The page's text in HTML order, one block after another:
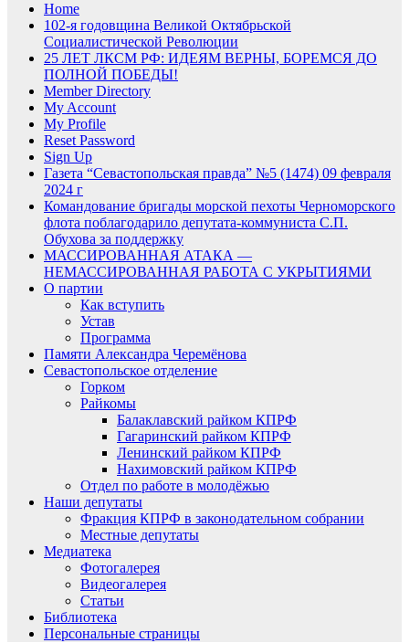
Home
102-я годовщина Великой Октябрьской
Социалистической Революции
25 ЛЕТ ЛКСМ РФ: ИДЕЯМ ВЕРНЫ, БОРЕМСЯ ДО
ПОЛНОЙ ПОБЕДЫ!
Member Directory
My Account
My Profile
Reset Password
Sign Up
Газета “Севастопольская правда” №5 (1474) 09 февраля
2024 г
Командование бригады морской пехоты Черноморского
флота поблагодарило депутата-коммуниста С.П.
Обухова за поддержку
МАССИРОВАННАЯ АТАКА —
НЕМАССИРОВАННАЯ РАБОТА С УКРЫТИЯМИ
О партии
Как вступить
Устав
Программа
Памяти Александра Черемёнова
Севастопольское отделение
Горком
Райкомы
Балаклавский райком КПРФ
Гагаринский райком КПРФ
Ленинский райком КПРФ
Нахимовский райком КПРФ
Отдел по работе в молодёжью
Наши депутаты
Фракция КПРФ в законодательном собрании
Местные депутаты
Медиатека
Фотогалерея
Видеогалерея
Статьи
Библиотека
Персональные страницы